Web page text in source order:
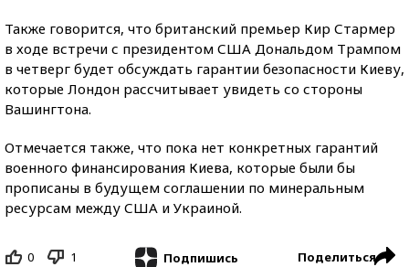
Также говорится, что британский премьер Кир Стармер
в ходе встречи с президентом США Дональдом Трампом
в четверг будет обсуждать гарантии безопасности Киеву,
которые Лондон рассчитывает увидеть со стороны
Вашингтона.
Отмечается также, что пока нет конкретных гарантий
военного финансирования Киева, которые были бы
прописаны в будущем соглашении по минеральным
ресурсам между США и Украиной.
0 1 Подпишись Поделиться